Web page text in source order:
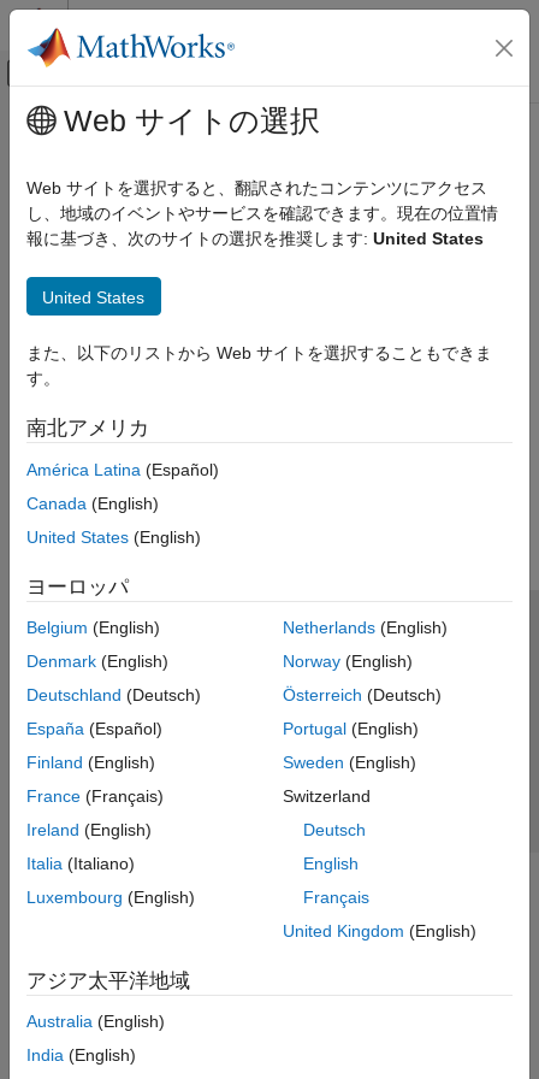
コンテンツへスキップ
オフキャンバス ナビゲーション メ
ドキュメンテーションのホーム
メインコンテンツ
Web サイトの選択
Web サイトを選択すると、翻訳されたコンテンツにアクセス
し、地域のイベントやサービスを確認できます。現在の位置情
報に基づき、次のサイトの選択を推奨します: United States
United States
また、以下のリストから Web サイトを選択することもできま
す。
南北アメリカ
América Latina (Español)
Canada (English)
United States (English)
ヨーロッパ
Belgium (English)
Denmark (English)
Deutschland (Deutsch)
España (Español)
Finland (English)
France (Français)
Ireland (English)
Italia (Italiano)
Luxembourg (English)
Netherlands(English)
Norway(English)
Österreich (Deutsch)
Portugal(English)
Sweden (English)
Switzerland
Deutsch
English
Français
United Kingdom (English)
アジア太平洋地域
Australia (English)
India (English)
トラストセンター
プライバシー ポリシー
違法コピー防止
アプリケーション ステータス
© 1994-2026 The MathWorks, Inc.